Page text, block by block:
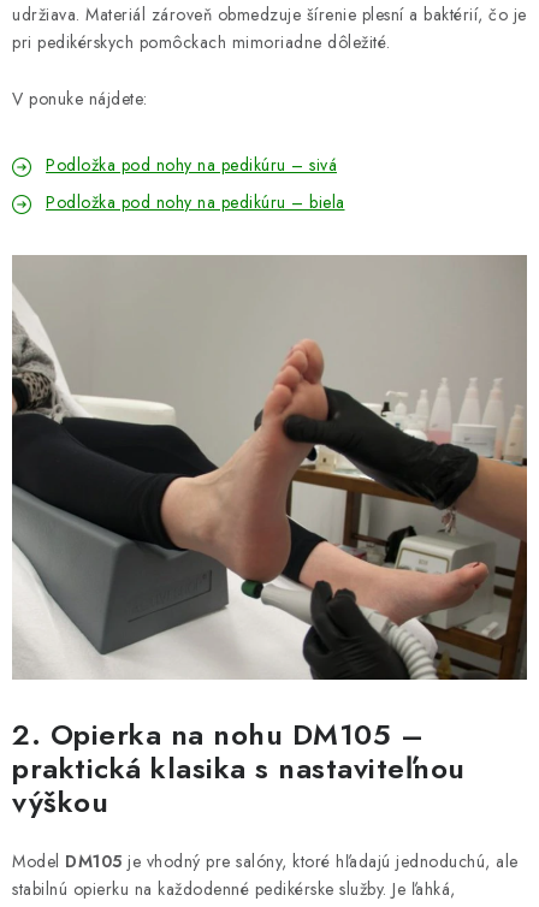
udržiava. Materiál zároveň obmedzuje šírenie plesní a baktérií, čo je
pri pedikérskych pomôckach mimoriadne dôležité.
V ponuke nájdete:
Podložka pod nohy na pedikúru – sivá
Podložka pod nohy na pedikúru – biela
2. Opierka na nohu DM105 –
praktická klasika s nastaviteľnou
výškou
Model DM105 je vhodný pre salóny, ktoré hľadajú jednoduchú, ale
stabilnú opierku na každodenné pedikérske služby. Je ľahká,